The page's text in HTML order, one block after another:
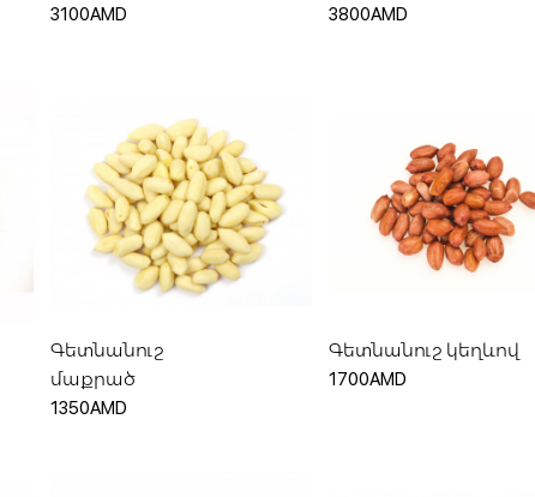
3100AMD
3800AMD
Գետնանուշ
մաքրած
1350AMD
Ավելացնել զամբյուղ
Գետնանուշ կեղևով
1700AMD
Ավելացնել